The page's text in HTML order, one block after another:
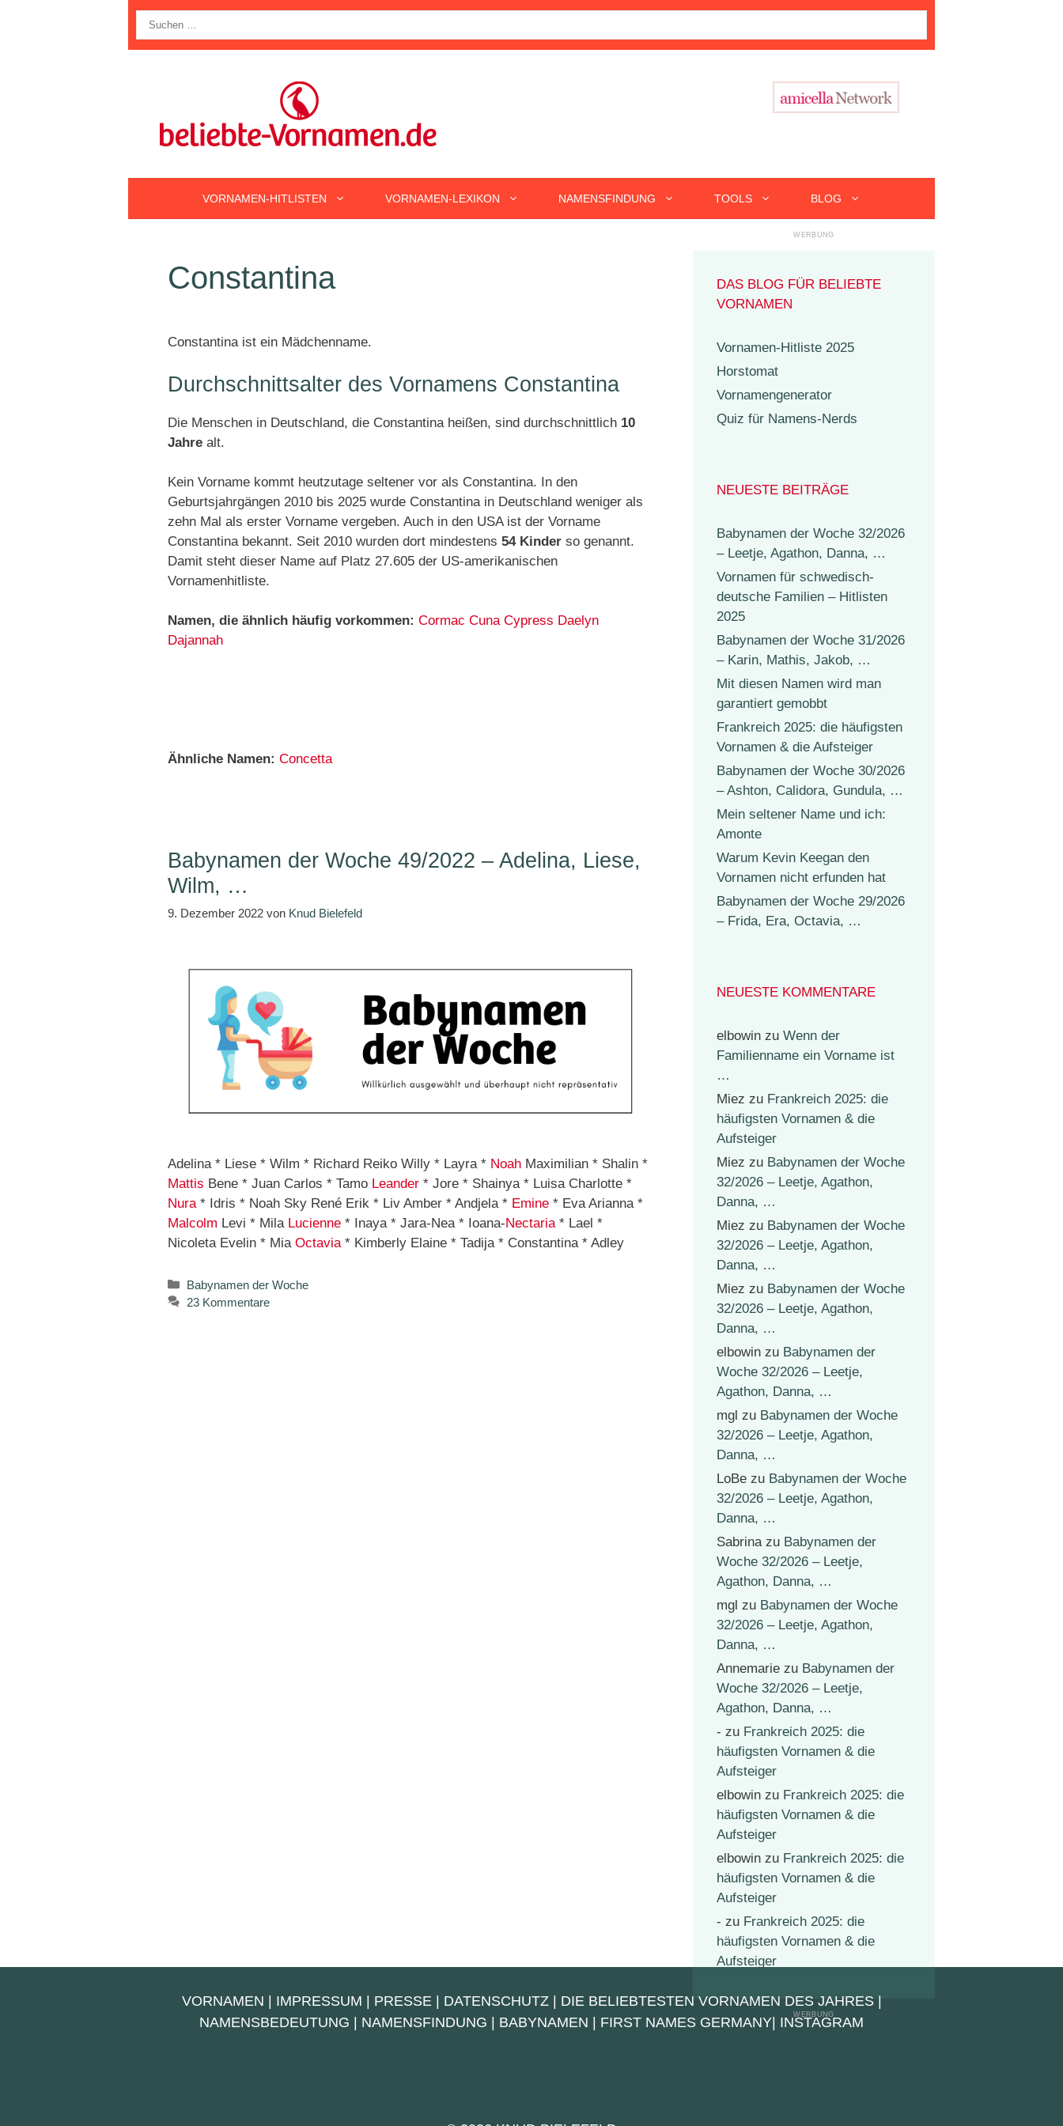
nach:
VORNAMEN-HITLISTEN VORNAMEN-LEXIKON NAMENSFINDUNG TOOLS BLOG
Constantina
Constantina ist ein Mädchenname.
Durchschnittsalter des Vornamens Constantina
Die Menschen in Deutschland, die Constantina heißen, sind durchschnittlich 10
Jahre alt.
Kein Vorname kommt heutzutage seltener vor als Constantina. In den
Geburtsjahrgängen 2010 bis 2025 wurde Constantina in Deutschland weniger als
zehn Mal als erster Vorname vergeben. Auch in den USA ist der Vorname
Constantina bekannt. Seit 2010 wurden dort mindestens 54 Kinder so genannt.
Damit steht dieser Name auf Platz 27.605 der US-amerikanischen
Vornamenhitliste.
Namen, die ähnlich häufig vorkommen: Cormac Cuna Cypress Daelyn
Dajannah
Ähnliche Namen: Concetta
Babynamen der Woche 49/2022 – Adelina, Liese,
Wilm, …
9. Dezember 2022 von Knud Bielefeld
Adelina * Liese * Wilm * Richard Reiko Willy * Layra * Noah Maximilian * Shalin *
Mattis Bene * Juan Carlos * Tamo Leander * Jore * Shainya * Luisa Charlotte *
Nura * Idris * Noah Sky René Erik * Liv Amber * Andjela * Emine * Eva Arianna *
Malcolm Levi * Mila Lucienne * Inaya * Jara-Nea * Ioana-Nectaria * Lael *
Nicoleta Evelin * Mia Octavia * Kimberly Elaine * Tadija * Constantina * Adley
Kategorien
Babynamen der Woche
23 Kommentare
DAS BLOG FÜR BELIEBTE
VORNAMEN
Vornamen-Hitliste 2025
Horstomat
Vornamengenerator
Quiz für Namens-Nerds
NEUESTE BEITRÄGE
Babynamen der Woche 32/2026
– Leetje, Agathon, Danna, …
Vornamen für schwedisch-
deutsche Familien – Hitlisten
2025
Babynamen der Woche 31/2026
– Karin, Mathis, Jakob, …
Mit diesen Namen wird man
garantiert gemobbt
Frankreich 2025: die häufigsten
Vornamen & die Aufsteiger
Babynamen der Woche 30/2026
– Ashton, Calidora, Gundula, …
Mein seltener Name und ich:
Amonte
Warum Kevin Keegan den
Vornamen nicht erfunden hat
Babynamen der Woche 29/2026
– Frida, Era, Octavia, …
NEUESTE KOMMENTARE
elbowin zu Wenn der
Familienname ein Vorname ist
…
Miez zu Frankreich 2025: die
häufigsten Vornamen & die
Aufsteiger
Miez zu Babynamen der Woche
32/2026 – Leetje, Agathon,
Danna, …
Miez zu Babynamen der Woche
32/2026 – Leetje, Agathon,
Danna, …
Miez zu Babynamen der Woche
32/2026 – Leetje, Agathon,
Danna, …
elbowin zu Babynamen der
Woche 32/2026 – Leetje,
Agathon, Danna, …
mgl zu Babynamen der Woche
32/2026 – Leetje, Agathon,
Danna, …
LoBe zu Babynamen der Woche
32/2026 – Leetje, Agathon,
Danna, …
Sabrinazu Babynamen der
Woche 32/2026 – Leetje,
Agathon, Danna, …
mgl zu Babynamen der Woche
32/2026 – Leetje, Agathon,
Danna, …
Annemarie zu Babynamen der
Woche 32/2026 – Leetje,
Agathon, Danna, …
- zu Frankreich 2025: die
häufigsten Vornamen & die
Aufsteiger
elbowin zu Frankreich 2025: die
häufigsten Vornamen & die
Aufsteiger
elbowin zu Frankreich 2025: die
häufigsten Vornamen & die
Aufsteiger
- zu Frankreich 2025: die
häufigsten Vornamen & die
Aufsteiger
VORNAMEN IMPRESSUM PRESSE| DATENSCHUTZ| DIE BELIEBTESTEN VORNAMEN DES JAHRES|
NAMENSBEDEUTUNG
NAMENSFINDUNG BABYNAMEN FIRST NAMES GERMANY INSTAGRAM